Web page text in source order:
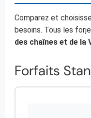
Comparez et
besoins. Tous les
des chaînes et de la
Forfaits